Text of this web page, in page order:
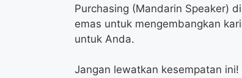
Purchasing (Mandarin Speaker)
emas untuk mengembangkan
untuk Anda.
Jangan lewatkan kesempatan